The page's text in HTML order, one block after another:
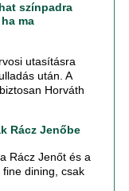
színpadra
ma
utasításra
után. A
Horváth
Rácz Jenőbe
Rácz Jenőt és a
dining, csak